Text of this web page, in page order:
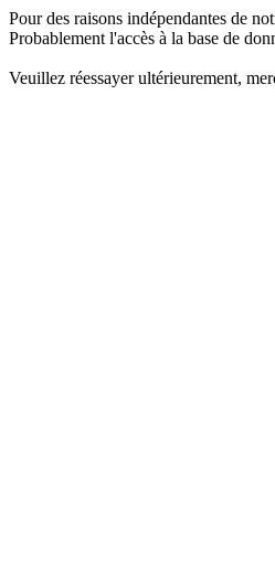
Pour des raisons indépendantes de
Probablement l'accès à la base de
Veuillez réessayer ultérieurement,